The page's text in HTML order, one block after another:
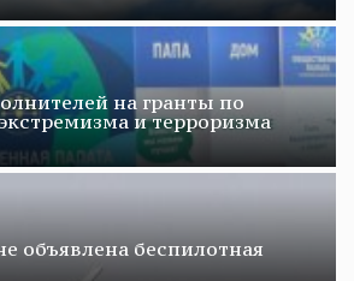
на гранты по
и терроризма
объявлена беспилотная